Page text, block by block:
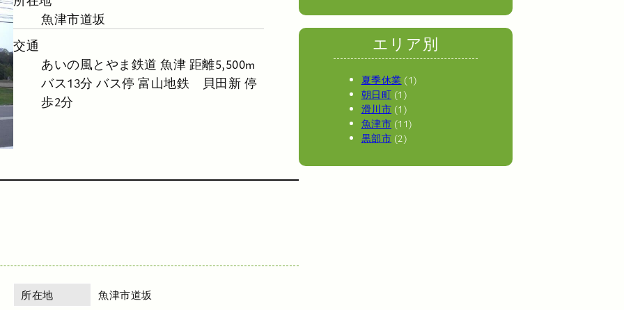
魚津市道坂
交通
あいの風とやま鉄道 魚津 距離5,500m
バス13分 バス停 富山地鉄 貝田新 停
歩2分
所在地
魚津市道坂
エリア別
夏季休業 (1)
朝日町 (1)
滑川市 (1)
魚津市 (11)
黒部市 (2)